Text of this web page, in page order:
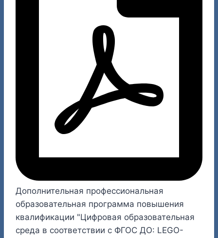
Дополнительная профессиональная
образовательная программа повышения
квалификации "Цифровая образовательная
среда в соответствии с ФГОС ДО: LEGO-